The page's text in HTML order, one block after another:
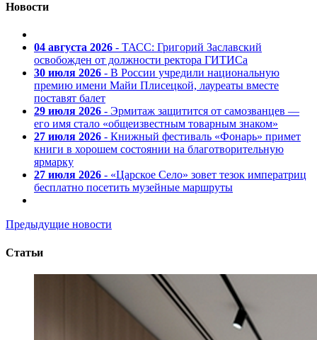
Новости
04 августа 2026 - ТАСС: Григорий Заславский
освобожден от должности ректора ГИТИСа
30 июля 2026 - В России учредили национальную
премию имени Майи Плисецкой, лауреаты вместе
поставят балет
29 июля 2026 - Эрмитаж защитится от самозванцев —
его имя стало «общеизвестным товарным знаком»
27 июля 2026 - Книжный фестиваль «Фонарь» примет
книги в хорошем состоянии на благотворительную
ярмарку
27 июля 2026 - «Царское Село» зовет тезок императриц
бесплатно посетить музейные маршруты
Предыдущие новости
Статьи